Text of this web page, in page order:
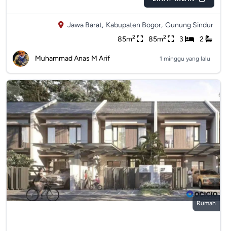
Jawa Barat, Kabupaten Bogor, Gunung Sindur
85m2 85m2 3 2
Muhammad Anas M Arif 1 minggu yang lalu
Rumah